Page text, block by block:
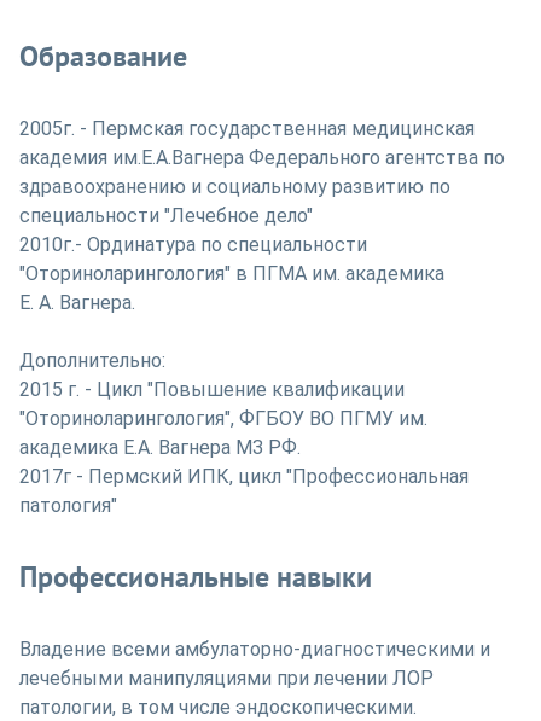
Образование
2005г. - Пермская государственная медицинская
академия им.Е.А.Вагнера Федерального агентства по
здравоохранению и социальному развитию по
специальности "Лечебное дело"
2010г.- Ординатура по специальности
"Оториноларингология" в ПГМА им. академика
Е. А. Вагнера.
Дополнительно:
2015 г. - Цикл "Повышение квалификации
"Оториноларингология", ФГБОУ ВО ПГМУ им.
академика Е.А. Вагнера МЗ РФ.
2017г - Пермский ИПК, цикл "Профессиональная
патология"
Профессиональные навыки
Владение всеми амбулаторно-диагностическими и
лечебными манипуляциями при лечении ЛОР
патологии, в том числе эндоскопическими.